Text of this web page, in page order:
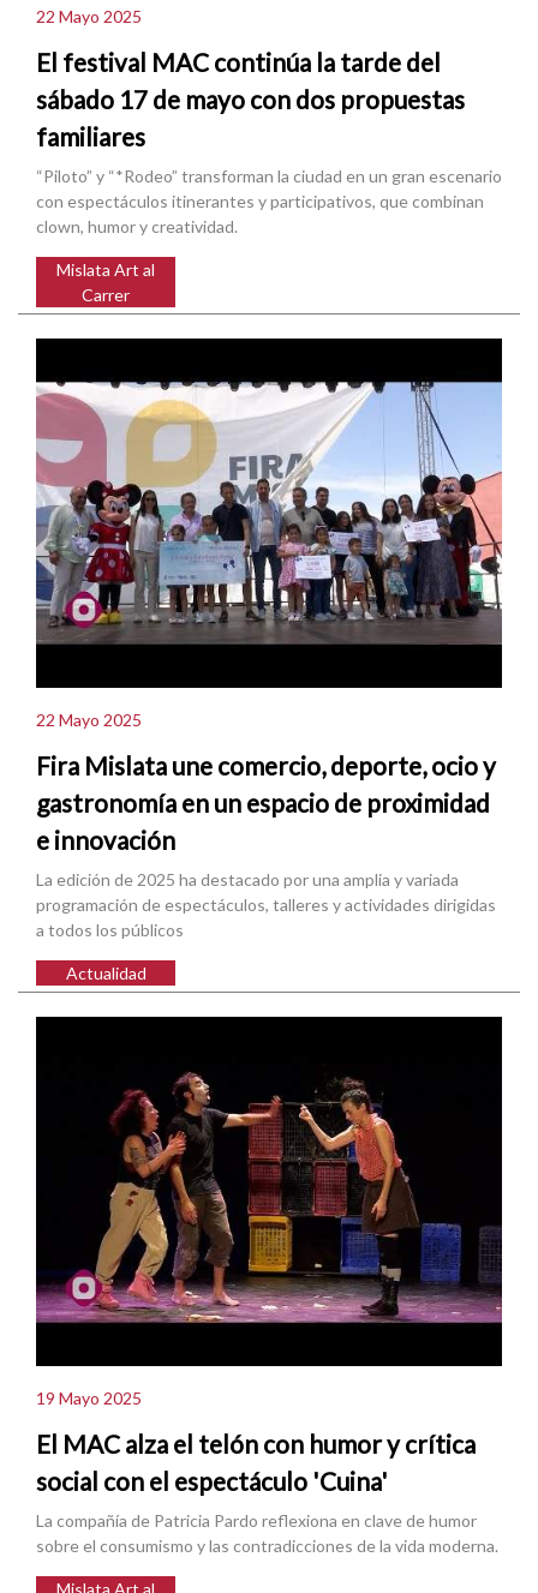
22 Mayo 2025
El festival MAC continúa la tarde del
sábado 17 de mayo con dos propuestas
familiares
“Piloto” y “*Rodeo” transforman la ciudad en un gran escenario
con espectáculos itinerantes y participativos, que combinan
clown, humor y creatividad.
Mislata Art al
Carrer
22 Mayo 2025
Fira Mislata une comercio, deporte, ocio y
gastronomía en un espacio de proximidad
e innovación
La edición de 2025 ha destacado por una amplia y variada
programación de espectáculos, talleres y actividades dirigidas
a todos los públicos
Actualidad
19 Mayo 2025
El MAC alza el telón con humor y crítica
social con el espectáculo 'Cuina'
La compañía de Patricia Pardo reflexiona en clave de humor
sobre el consumismo y las contradicciones de la vida moderna.